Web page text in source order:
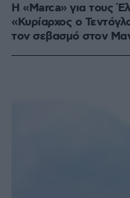
Η «Marca» για τους
«Κυρίαρχος ο
τον σεβασμό στον